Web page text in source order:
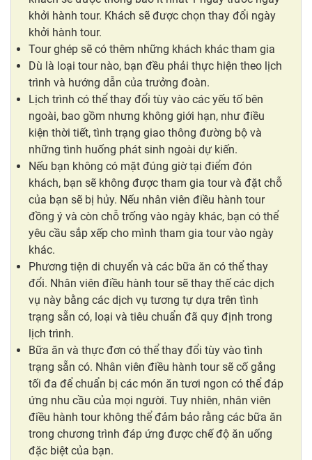
khởi hành tour. Khách sẽ được chọn thay đổi ngày
khởi hành tour.
Tour ghép sẽ có thêm những khách khác tham gia
Dù là loại tour nào, bạn đều phải thực hiện theo lịch
trình và hướng dẫn của trưởng đoàn.
Lịch trình có thể thay đổi tùy vào các yếu tố bên
ngoài, bao gồm nhưng không giới hạn, như điều
kiện thời tiết, tình trạng giao thông đường bộ và
những tình huống phát sinh ngoài dự kiến.
Nếu bạn không có mặt đúng giờ tại điểm đón
khách, bạn sẽ không được tham gia tour và đặt chỗ
của bạn sẽ bị hủy. Nếu nhân viên điều hành tour
đồng ý và còn chỗ trống vào ngày khác, bạn có thể
yêu cầu sắp xếp cho mình tham gia tour vào ngày
khác.
Phương tiện di chuyển và các bữa ăn có thể thay
đổi. Nhân viên điều hành tour sẽ thay thế các dịch
vụ này bằng các dịch vụ tương tự dựa trên tình
trạng sẵn có, loại và tiêu chuẩn đã quy định trong
lịch trình.
Bữa ăn và thực đơn có thể thay đổi tùy vào tình
trạng sẵn có. Nhân viên điều hành tour sẽ cố gắng
tối đa để chuẩn bị các món ăn tươi ngon có thể đáp
ứng nhu cầu của mọi người. Tuy nhiên, nhân viên
điều hành tour không thể đảm bảo rằng các bữa ăn
trong chương trình đáp ứng được chế độ ăn uống
đặc biệt của bạn.